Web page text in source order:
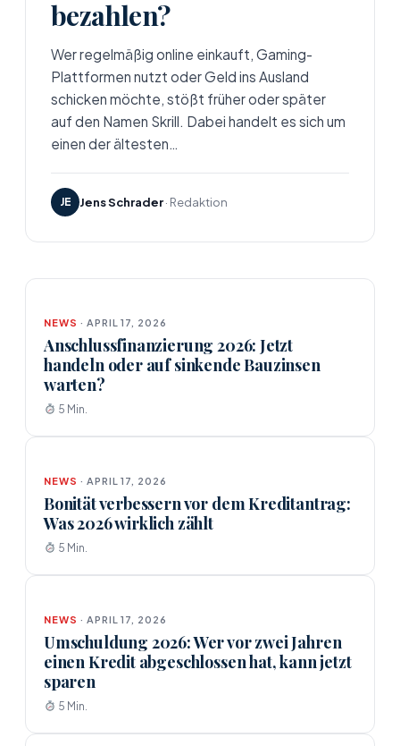
bezahlen?
Wer regelmäßig online einkauft, Gaming-
Plattformen nutzt oder Geld ins Ausland
schicken möchte, stößt früher oder später
auf den Namen Skrill. Dabei handelt es sich um
einen der ältesten…
JE Jens Schrader· Redaktion
NEWS · APRIL 17, 2026
Anschlussfinanzierung 2026: Jetzt
handeln oder auf sinkende Bauzinsen
warten?
5 Min.
NEWS · APRIL 17, 2026
Bonität verbessern vor dem Kreditantrag:
Was 2026 wirklich zählt
5 Min.
NEWS · APRIL 17, 2026
Umschuldung 2026: Wer vor zwei Jahren
einen Kredit abgeschlossen hat, kann jetzt
sparen
5 Min.